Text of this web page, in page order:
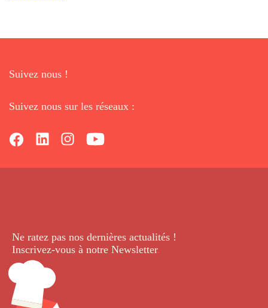
Suivez nous !
Suivez nous sur les réseaux :
Ne ratez pas nos dernières actualités !
Inscrivez-vous à notre Newsletter.